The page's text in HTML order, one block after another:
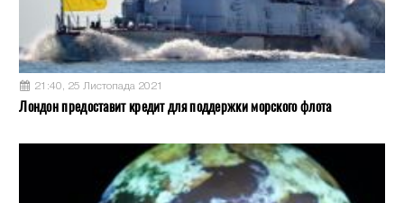
21:40, 25 Листопада 2021
Лондон предоставит кредит для поддержки морского флота